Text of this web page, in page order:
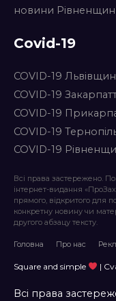
новини
Covid-19
COVID-19
COVID-19
COVID-19
COVID-19
COVID-19
Всі права застережено.
інтернет-видання
прямого, відкритого для
конкретну новину чи
другого абзацу тексту.
Головна Про нас
Square and simple |
Всі права